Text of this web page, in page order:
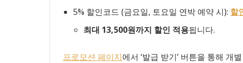
5% 할인코드 (금요일, 토요일 연박 예약 시): 할
최대 13,500원까지 할인 적용됩니다.
프로모션 페이지에서 ‘발급 받기’ 버튼을 통해 개